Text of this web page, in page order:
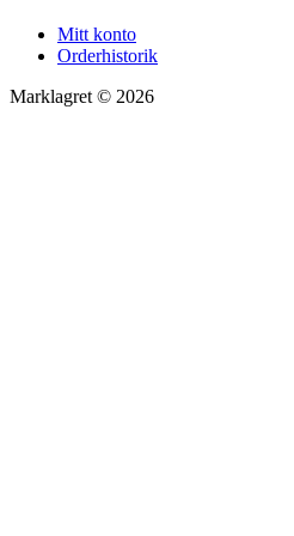
Mitt konto
Orderhistorik
Marklagret © 2026